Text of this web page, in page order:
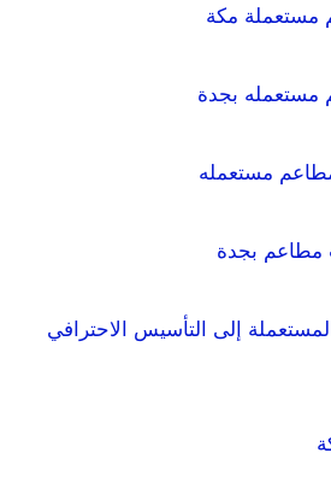
مستعملة مكة
بجدة
مستعمله
مطاعم بجدة
إلى التأسيس الاحترافي